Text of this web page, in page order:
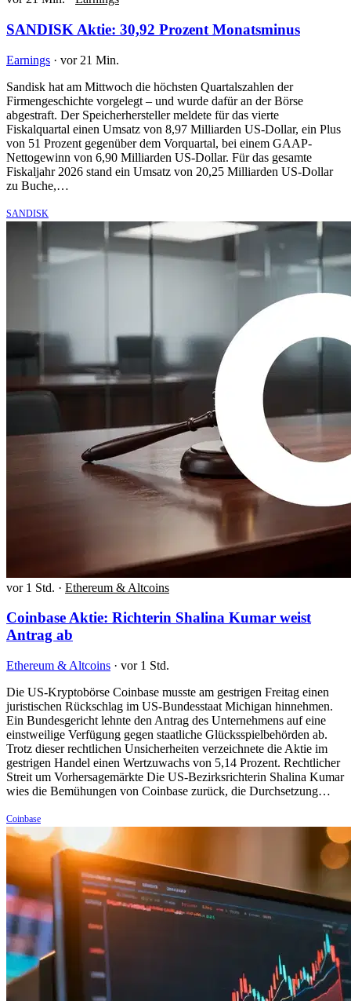
SANDISK Aktie: 30,92 Prozent Monatsminus
Earnings · vor 21 Min.
Sandisk hat am Mittwoch die höchsten Quartalszahlen der
Firmengeschichte vorgelegt – und wurde dafür an der Börse
abgestraft. Der Speicherhersteller meldete für das vierte
Fiskalquartal einen Umsatz von 8,97 Milliarden US-Dollar, ein Plus
von 51 Prozent gegenüber dem Vorquartal, bei einem GAAP-
Nettogewinn von 6,90 Milliarden US-Dollar. Für das gesamte
Fiskaljahr 2026 stand ein Umsatz von 20,25 Milliarden US-Dollar
zu Buche,…
SANDISK
vor 1 Std. · Ethereum & Altcoins
Coinbase Aktie: Richterin Shalina Kumar weist
Antrag ab
Ethereum & Altcoins · vor 1 Std.
Die US-Kryptobörse Coinbase musste am gestrigen Freitag einen
juristischen Rückschlag im US-Bundesstaat Michigan hinnehmen.
Ein Bundesgericht lehnte den Antrag des Unternehmens auf eine
einstweilige Verfügung gegen staatliche Glücksspielbehörden ab.
Trotz dieser rechtlichen Unsicherheiten verzeichnete die Aktie im
gestrigen Handel einen Wertzuwachs von 5,14 Prozent. Rechtlicher
Streit um Vorhersagemärkte Die US-Bezirksrichterin Shalina Kumar
wies die Bemühungen von Coinbase zurück, die Durchsetzung…
Coinbase